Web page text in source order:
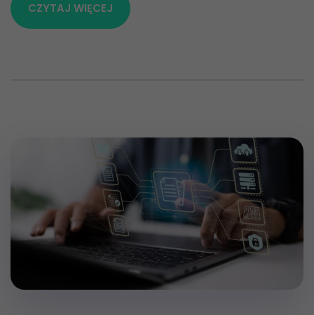
CZYTAJ WIĘCEJ